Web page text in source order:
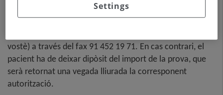
vostè) a través del fax 91 452 19 71. En cas contrari, el
pacient ha de deixar dipòsit del import de la prova, que
serà retornat una vegada lliurada la corresponent
autorització.
Settings